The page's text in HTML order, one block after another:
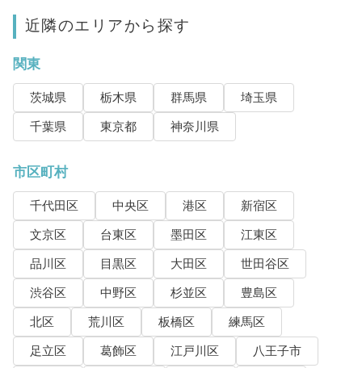
近隣のエリアから探す
関東
茨城県 栃木県 群馬県
埼玉県
千葉県
東京都 神奈川県
市区町村
千代田区 中央区 港区
新宿区
文京区
台東区 墨田区
江東区
品川区
目黒区 大田区
世田谷区
渋谷区
中野区 杉並区
豊島区
北区
荒川区 板橋区
練馬区
足立区
葛飾区 江戸川区
八王子市